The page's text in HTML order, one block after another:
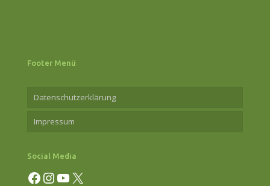
Footer Menü
Datenschutzerklärung
Impressum
Social Media
Facebook InstagramYouTube X